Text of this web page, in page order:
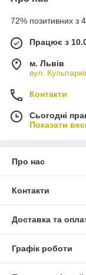
72% позитивних з
Працює з
м. Львів
вул.
Контакти
Сьогодні
Показати
Про нас
Контакти
Доставка та
Графік роботи